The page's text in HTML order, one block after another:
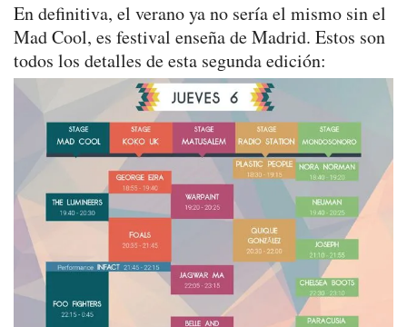
En definitiva, el verano ya no sería el mismo sin el
Mad Cool, es festival enseña de Madrid. Estos son
todos los detalles de esta segunda edición: